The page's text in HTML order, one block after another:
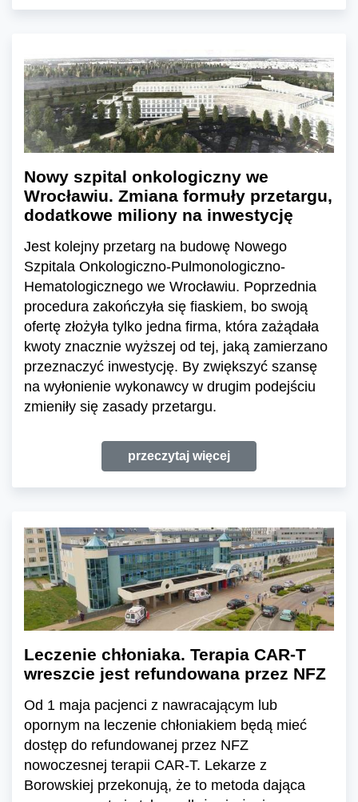
Nowy szpital onkologiczny we
Wrocławiu. Zmiana formuły przetargu,
dodatkowe miliony na inwestycję
Jest kolejny przetarg na budowę Nowego
Szpitala Onkologiczno-Pulmonologiczno-
Hematologicznego we Wrocławiu. Poprzednia
procedura zakończyła się fiaskiem, bo swoją
ofertę złożyła tylko jedna firma, która zażądała
kwoty znacznie wyższej od tej, jaką zamierzano
przeznaczyć inwestycję. By zwiększyć szansę
na wyłonienie wykonawcy w drugim podejściu
zmieniły się zasady przetargu.
przeczytaj więcej
Leczenie chłoniaka. Terapia CAR-T
wreszcie jest refundowana przez NFZ
Od 1 maja pacjenci z nawracającym lub
opornym na leczenie chłoniakiem będą mieć
dostęp do refundowanej przez NFZ
nowoczesnej terapii CAR-T. Lekarze z
Borowskiej przekonują, że to metoda dająca